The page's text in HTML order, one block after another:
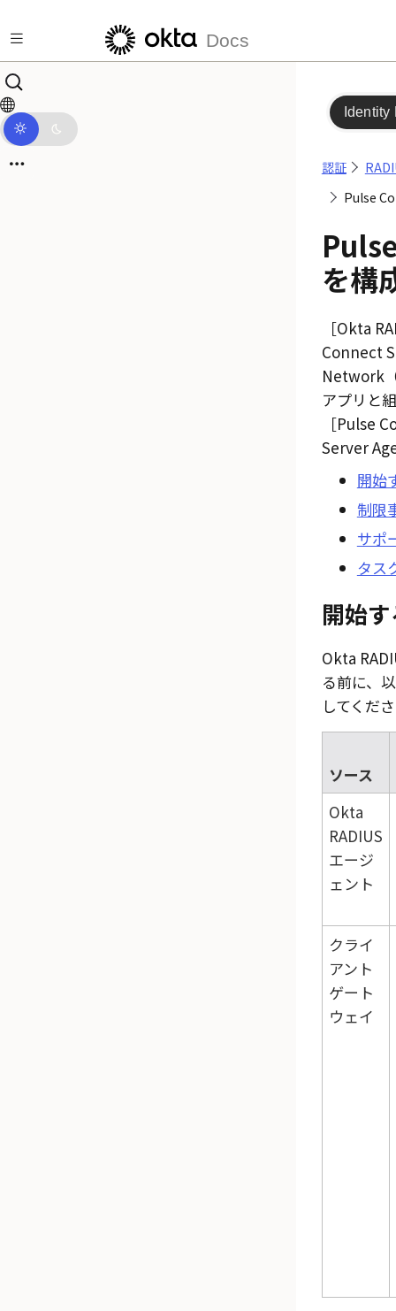
Docs
Identity
認証
Pulse
を構
Okta
Connect
Network
アプリと
Pulse
Server
開始
制限
サポ
タス
開始
Okta
る前に、
してくだ
ソース
Okta
RADIUS
エージ
ェント
クライ
アント
ゲート
ウェイ